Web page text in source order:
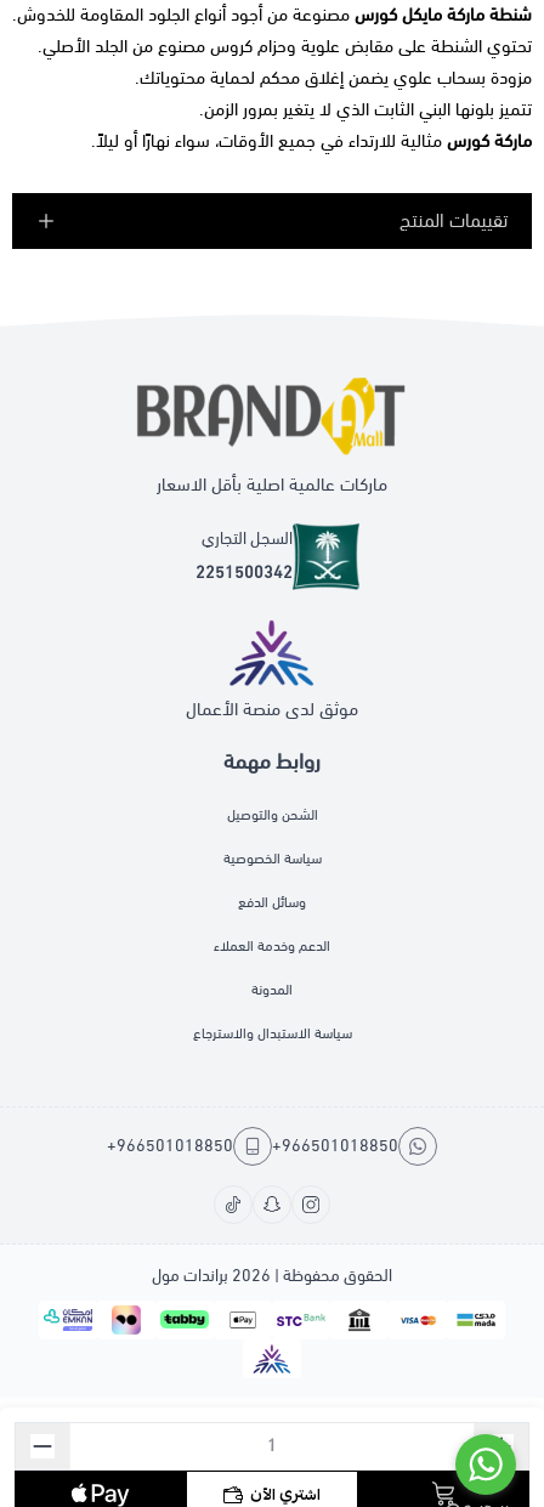
اشتري الآن
شنطة ماركة مايكل كورسمصنوعة من أجود أنواع الجلود المقاومة للخدوش.
تحتوي الشنطة على مقابض علوية وحزام كروس مصنوع من الجلد الأصلي.
مزودة بسحاب علوي يضمن إغلاق محكم لحماية محتوياتك.
تتميز بلونها البني الثابت الذي لا يتغير بمرور الزمن.
ماركة كورسمثالية للارتداء في جميع الأوقات، سواء نهارًا أو ليلاً.
تقييمات المنتج
روابط مهمة
الشحن والتوصيل
سياسة الخصوصية
وسائل الدفع
الدعم وخدمة العملاء
المدونة
سياسة الاستبدال والاسترجاع
ماركات عالمية اصلية بأقل الاسعار
السجل التجاري
2251500342
موثق لدى منصة الأعمال
+966501018850
+966501018850
الحقوق محفوظة | 2026 براندات مول